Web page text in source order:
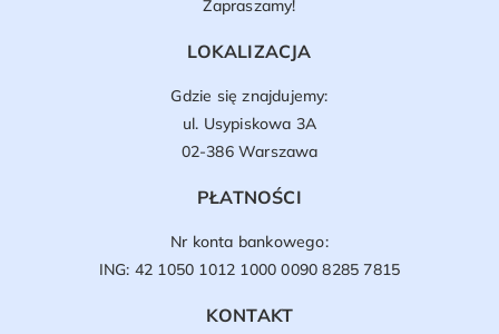
Zapraszamy!
LOKALIZACJA
Gdzie się znajdujemy:
ul. Usypiskowa 3A
02-386 Warszawa
PŁATNOŚCI
Nr konta bankowego:
ING: 42 1050 1012 1000 0090 8285 7815
KONTAKT